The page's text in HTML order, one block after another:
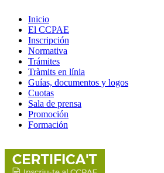
Inicio
El CCPAE
Inscripción
Normativa
Trámites
Tràmits en línia
Guías, documentos y logos
Cuotas
Sala de prensa
Promoción
Formación